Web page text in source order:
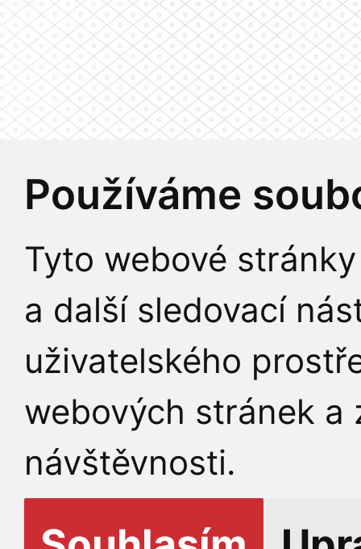
Používáme
Tyto webové
a další sledovací
uživatelského
webových stránek a
návštěvnosti.